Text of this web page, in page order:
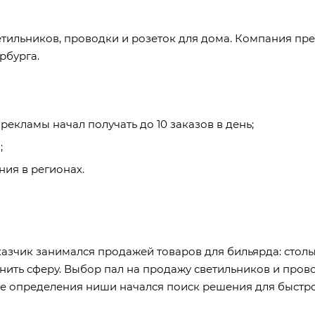
проводки и розеток для дома. Компания
начал получать до 10 заказов в день;
в регионах.
занимался продажей товаров для бильярда:
сферу. Выбор пал на продажу светильников и
определения ниши начался поиск решения для